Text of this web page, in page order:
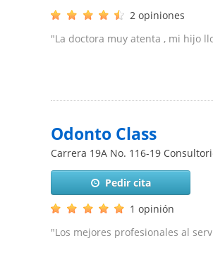
2 opiniones
"La doctora muy atenta , mi hijo
Odonto Class
Carrera 19A No. 116-19
Pedir cita
1 opinión
"Los mejores profesionales al